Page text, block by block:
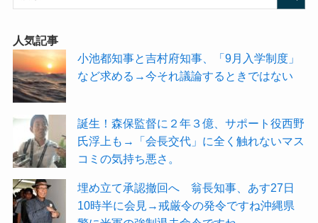
人気記事
小池都知事と吉村府知事、「9月入学制度」
など求める→今それ議論するときではない
誕生！森保監督に２年３億、サポート役西野
氏浮上も→「会長交代」に全く触れないマス
コミの気持ち悪さ。
埋め立て承認撤回へ 翁長知事、あす27日
10時半に会見→戒厳令の発令ですね沖縄県